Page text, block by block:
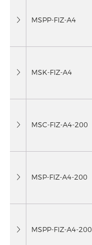
MSPP-FIZ-A4
MSK-FIZ-A4
MSC-FIZ-A4-200
MSP-FIZ-A4-200
MSPP-FIZ-A4-200